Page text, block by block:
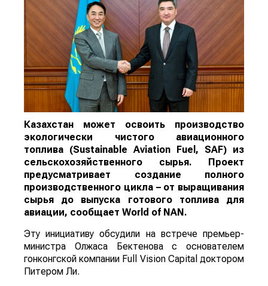
Казахстан может освоить производство
экологически чистого авиационного
топлива (Sustainable Aviation Fuel, SAF) из
сельскохозяйственного сырья. Проект
предусматривает создание полного
производственного цикла – от выращивания
сырья до выпуска готового топлива для
авиации, сообщает World of NAN.
Эту инициативу обсудили на встрече премьер-
министра Олжаса Бектенова с основателем
гонконгской компании Full Vision Capital доктором
Питером Ли.